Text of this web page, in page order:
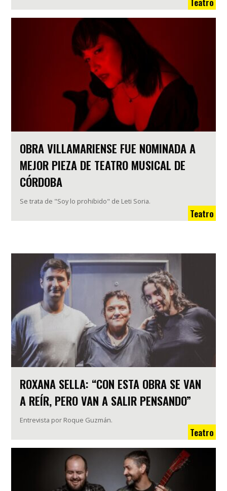
OBRA VILLAMARIENSE FUE NOMINADA A
MEJOR PIEZA DE TEATRO MUSICAL DE
CÓRDOBA
Se trata de "Soy lo prohibido" de Leti Soria.
Teatro
ROXANA SELLA: “CON ESTA OBRA SE VAN
A REÍR, PERO VAN A SALIR PENSANDO”
Entrevista por Roque Guzmán.
Teatro